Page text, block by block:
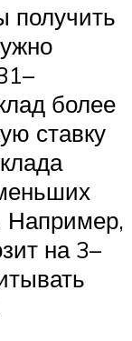
получить
более
ставку
Например,
на 3–